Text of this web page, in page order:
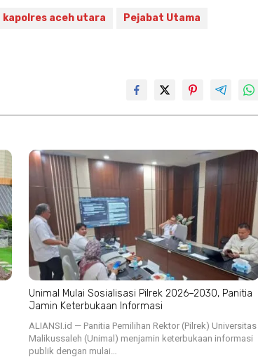
kapolres aceh utara Pejabat Utama
Unimal Mulai Sosialisasi Pilrek 2026–2030, Panitia
Jamin Keterbukaan Informasi
ALIANSI.id — Panitia Pemilihan Rektor (Pilrek) Universitas
Malikussaleh (Unimal) menjamin keterbukaan informasi
publik dengan mulai…